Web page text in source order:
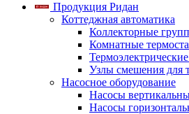
Продукция Ридан
Коттеджная автоматика
Коллекторные
Комнатные
Узлы смешения для
Насосное оборудование
Насосы
Насосы